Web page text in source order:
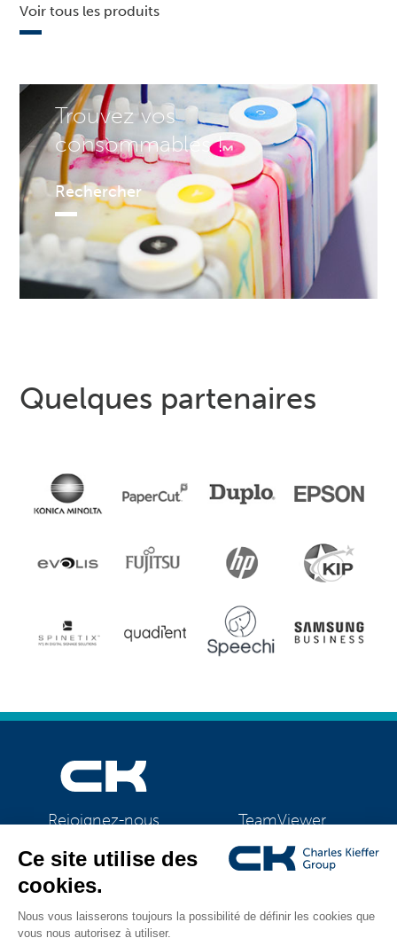
Trouvez vos
consommables !
Rechercher
Voir tous les produits
Quelques partenaires
Rejoignez-nous TeamViewer
CK Support Mac / PC
©2026 CK Group